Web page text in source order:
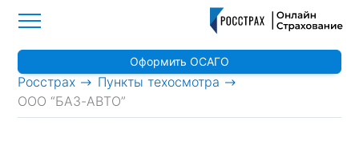
Росстрах > Пункты техосмотра
>
ООО “БАЗ-АВТО”
Оформить ОСАГО